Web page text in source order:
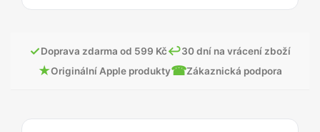
✓Doprava zdarma od 599 Kč↩30 dní na vrácení zboží
★Originální Apple produkty☎Zákaznická podpora